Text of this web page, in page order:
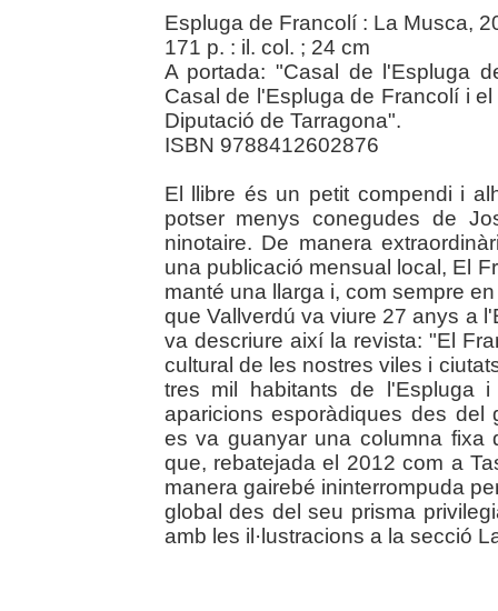
Espluga de Francolí : La Musca,
171 p. : il. col. ; 24 cm
A portada: "Casal de l'Espluga
Casal de l'Espluga de Francolí i
Diputació de Tarragona".
ISBN 9788412602876
El llibre és un petit compendi i
potser menys conegudes de
ninotaire. De manera
una publicació mensual local, El
manté una llarga i, com sempre
que Vallverdú va viure 27 anys a
va descriure així la revista: "El
cultural de les nostres viles i
tres mil habitants de l'Espluga
aparicions esporàdiques des del
es va guanyar una columna fixa
que, rebatejada el 2012 com a
manera gairebé ininterrompuda
global des del seu prisma
amb les il·lustracions a la secció